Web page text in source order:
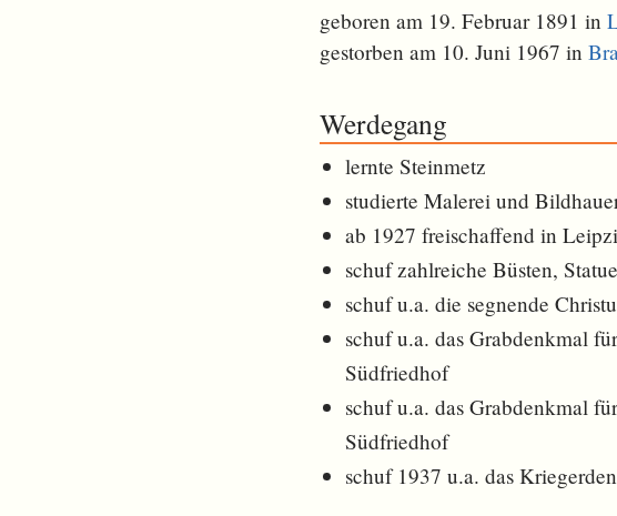
geboren am 19. Februar 1891 in
gestorben am 10. Juni 1967 in
Werdegang
lernte Steinmetz
studierte Malerei und
ab 1927 freischaffend in
schuf zahlreiche Büsten,
schuf u.a. die segnende
schuf u.a. das Grabdenkmal
Südfriedhof
schuf u.a. das Grabdenkmal
Südfriedhof
schuf 1937 u.a. das